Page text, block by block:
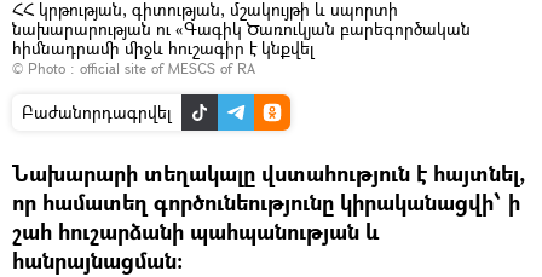
ՀՀ կրթության, գիտության, մշակույթի և սպորտի
նախարարության ու «Գագիկ Ծառուկյան բարեգործական
հիմնադրամի միջև հուշագիր է կնքվել
© Photo : official site of MESCS of RA
Բաժանորդագրվել
Նախարարի տեղակալը վստահություն է հայտնել,
որ համատեղ գործունեությունը կիրականացվի՝ ի
շահ հուշարձանի պահպանության և
հանրայնացման։